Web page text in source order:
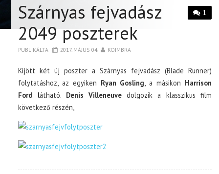
1
Szárnyas fejvadász
2049 poszterek
PUBLIKÁLTA 2017. MÁJUS 04. KOIMBRA
Kijött két új poszter a Szárnyas fejvadász (Blade Runner)
folytatáshoz, az egyiken Ryan Gosling, a másikon Harrison
Ford látható. Denis Villeneuve dolgozik a klasszikus film
következő részén,